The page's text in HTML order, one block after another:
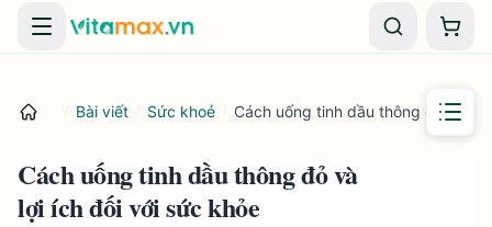
Danh mục Giỏ
Bài viết Sức khoẻ Cách uống tinh dầu thông đỏ và
Cách uống tinh dầu thông đỏ và
lợi ích đối với sức khỏe